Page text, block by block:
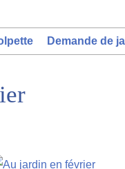
Demande de